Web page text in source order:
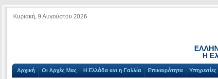
Κυριακή, 9 Αυγούστου 2026
Η
Αρχική Οι Αρχές Μας Η Ελλάδα και η Γαλλία Επικαιρότητα Υπηρεσίες